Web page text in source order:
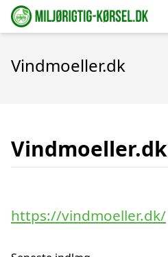
Vindmoeller.dk
Vindmoeller.dk
https://vindmoeller.dk/